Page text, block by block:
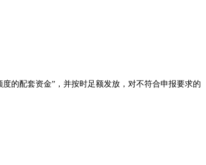
度的配套资金”，并按时足额发放，对不符合申报要求的